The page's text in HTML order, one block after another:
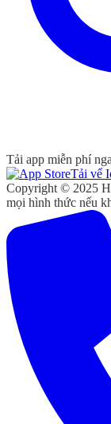
Tải app miễn phí
Tải vể
Copyright © 2025
mọi hình thức nếu